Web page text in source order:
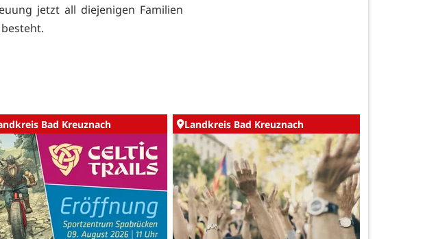
jetzt all diejenigen Familien
Bad Kreuznach Landkreis Bad Kreuznach